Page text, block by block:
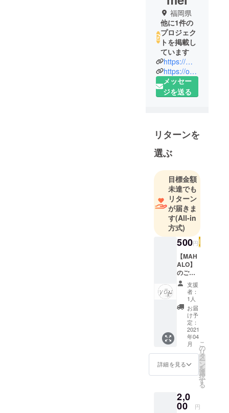
福岡県
他に1件の
プロジェク
トを掲載し
ています
https://mahalomahalo.com/
https://online-salon.mahalomahalo.com/
メッセー
ジを送る
リターンを
選ぶ
目標金額
未達でも
リターン
が届きま
す(All-in
方式)
500円
【MAH
ALO】
のご紹
介とお
礼の
メール
をお送
りいた
します
支援
者：
1人
お届
け予
定：
2021
年04
月
詳細を見る
こ
の
リ
タ
ー
ン
を
選
択
す
る
2,0
00 円